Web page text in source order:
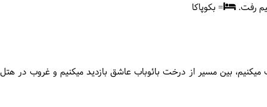
رفت.
= بکوپاکا
بین مسیر از درخت بائوباب عاشق بازدید میکنیم و غروب در هتل